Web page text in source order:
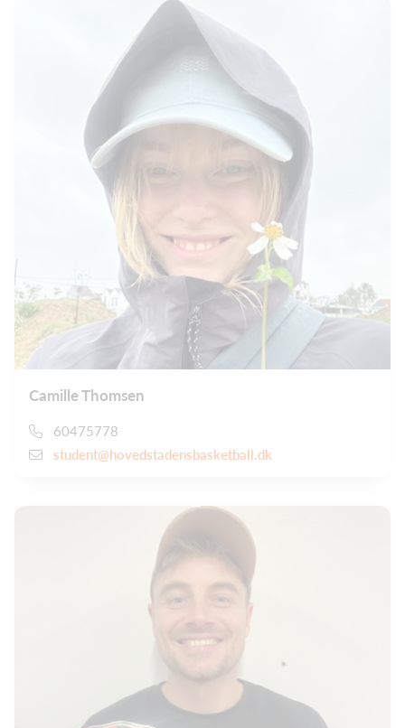
Camille Thomsen
60475778
student@hovedstadensbasketball.dk